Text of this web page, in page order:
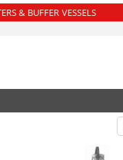
& BUFFER VESSELS